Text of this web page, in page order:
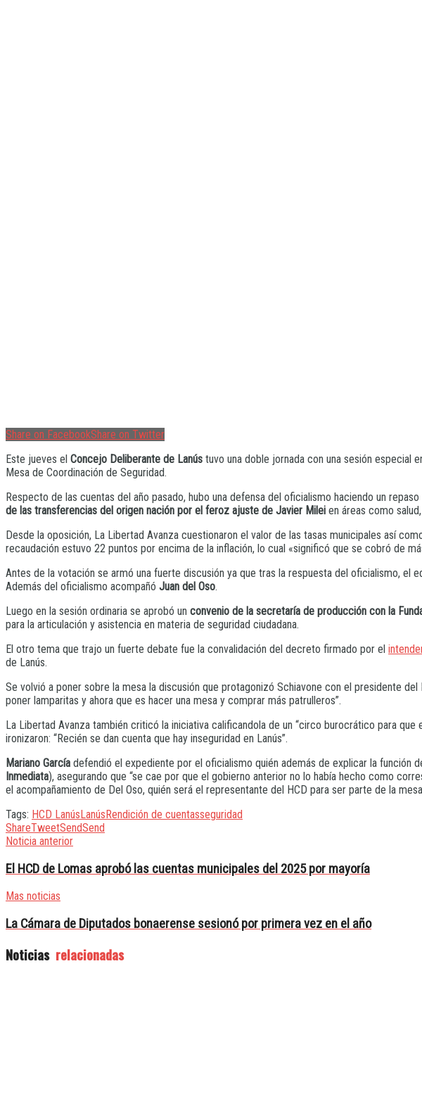
Share on FacebookShare on Twitter
Este jueves el Concejo Deliberante de Lanús tuvo una doble jornada con una sesión especial
Mesa de Coordinación de Seguridad.
Respecto de las cuentas del año pasado, hubo una defensa del oficialismo haciendo un
de las transferencias del origen nación por el feroz ajuste de Javier Milei en áreas como
Desde la oposición, La Libertad Avanza cuestionaron el valor de las tasas municipales así
recaudación estuvo 22 puntos por encima de la inflación, lo cual «significó que se cobró de
Antes de la votación se armó una fuerte discusión ya que tras la respuesta del oficialismo, el
Además del oficialismo acompañó Juan del Oso.
Luego en la sesión ordinaria se aprobó un convenio de la secretaría de producción con la
para la articulación y asistencia en materia de seguridad ciudadana.
El otro tema que trajo un fuerte debate fue la convalidación del decreto firmado por el
de Lanús.
Se volvió a poner sobre la mesa la discusión que protagonizó Schiavone con el presidente del
poner lamparitas y ahora que es hacer una mesa y comprar más patrulleros”.
La Libertad Avanza también criticó la iniciativa calificandola de un “circo burocrático para
ironizaron: “Recién se dan cuenta que hay inseguridad en Lanús”.
Mariano García defendió el expediente por el oficialismo quién además de explicar la función
Inmediata), asegurando que “se cae por que el gobierno anterior no lo había hecho como
el acompañamiento de Del Oso, quién será el representante del HCD para ser parte de la
Tags: HCD LanúsLanúsRendición de cuentasseguridad
ShareTweetSendSend
Noticia anterior
El HCD de Lomas aprobó las cuentas municipales del 2025 por mayoría
Mas noticias
La Cámara de Diputados bonaerense sesionó por primera vez en el año
Noticias relacionadas